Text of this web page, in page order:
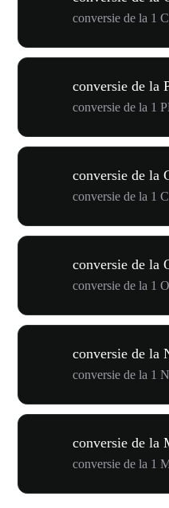
conversie de la 1
conversie de la
conversie de la 1
conversie de la
conversie de la 1
conversie de la
conversie de la 1
conversie de la
conversie de la 1
conversie de la
conversie de la 1